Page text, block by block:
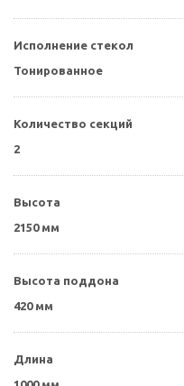
Исполнение стекол
Тонированное
Количество секций
2
Высота
2150 мм
Высота поддона
420 мм
Длина